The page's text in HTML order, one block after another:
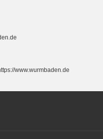
www.wurmbaden.de